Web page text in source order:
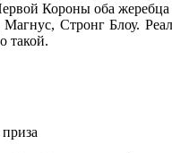
Короны оба жеребца
Стронг Блоу.
такой.